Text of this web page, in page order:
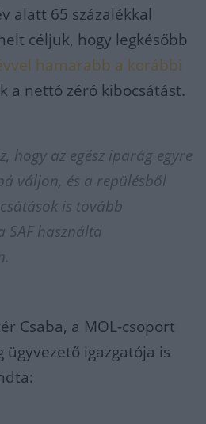
alatt 65 százalékkal
céljuk, hogy legkésőbb
hamarabb a korábbi
a nettó zéró kibocsátást.
hogy az egész iparág egyre
váljon, és a repülésből
is tovább
SAF használta
Csaba, a MOL-csoport
ügyvezető igazgatója is